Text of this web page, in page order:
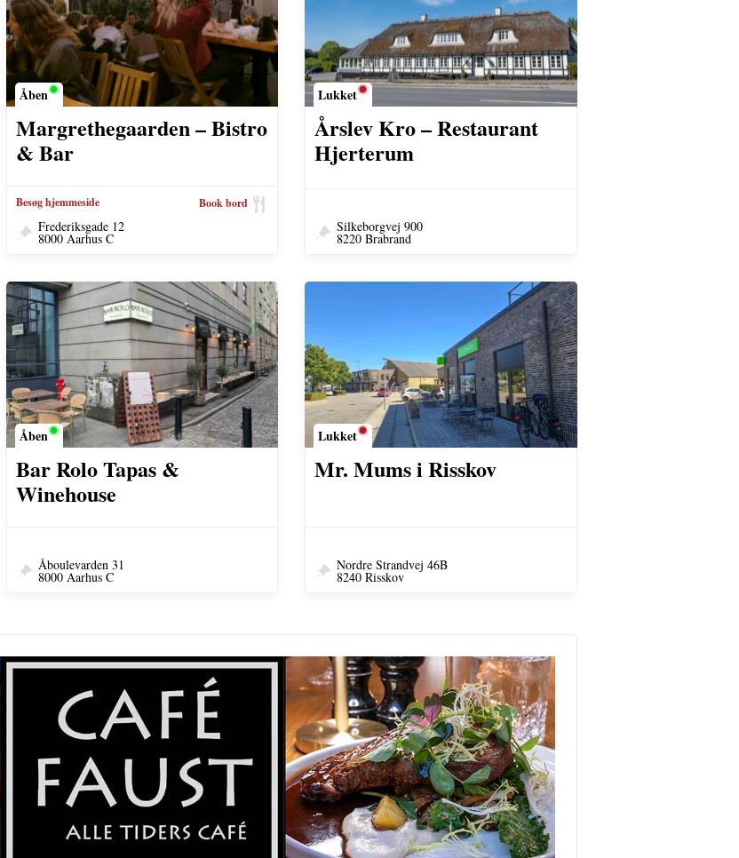
Åben
Margrethegaarden – Bistro
& Bar
Besøg hjemmeside Book bord
Frederiksgade 12
8000 Aarhus C
Lukket
Årslev Kro – Restaurant
Hjerterum
Silkeborgvej 900
8220 Brabrand
Åben
Bar Rolo Tapas &
Winehouse
Åboulevarden 31
8000 Aarhus C
Lukket
Mr. Mums i Risskov
Nordre Strandvej 46B
8240 Risskov